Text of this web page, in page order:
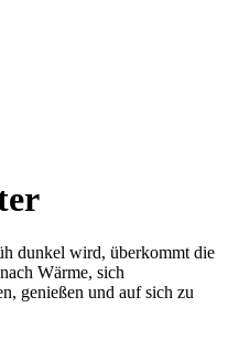
dunkel wird, überkommt die
Wärme, sich
genießen und auf sich zu